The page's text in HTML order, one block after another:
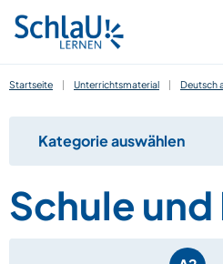
Startseite | Unterrichtsmaterial | Deutsch
Kategorie auswählen
Schule